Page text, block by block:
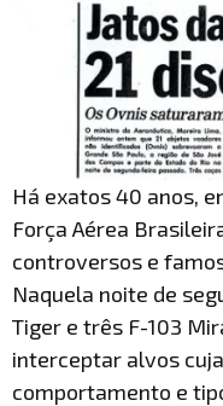
Há exatos 40 anos,
Força Aérea
controversos e
Naquela noite de
Tiger e três F-103
interceptar alvos
comportamento e